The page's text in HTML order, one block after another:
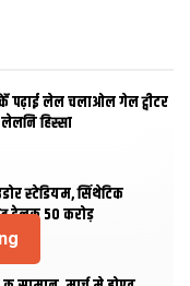
पढ़ाई लेल चलाओल गेल ट्वीटर
हिस्सा
स्‍टेडि‍यम, सिंथेटिक
देलक 50 करोड़